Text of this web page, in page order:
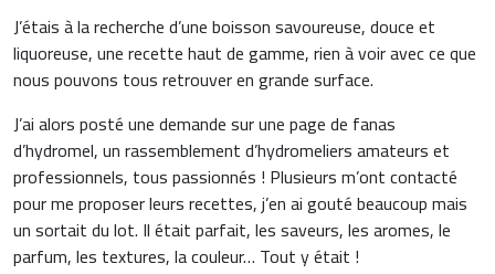
J’étais à la recherche d’une boisson savoureuse, douce et
liquoreuse, une recette haut de gamme, rien à voir avec ce que
nous pouvons tous retrouver en grande surface.
J’ai alors posté une demande sur une page de fanas
d’hydromel, un rassemblement d’hydromeliers amateurs et
professionnels, tous passionnés ! Plusieurs m’ont contacté
pour me proposer leurs recettes, j’en ai gouté beaucoup mais
un sortait du lot. Il était parfait, les saveurs, les aromes, le
parfum, les textures, la couleur… Tout y était !